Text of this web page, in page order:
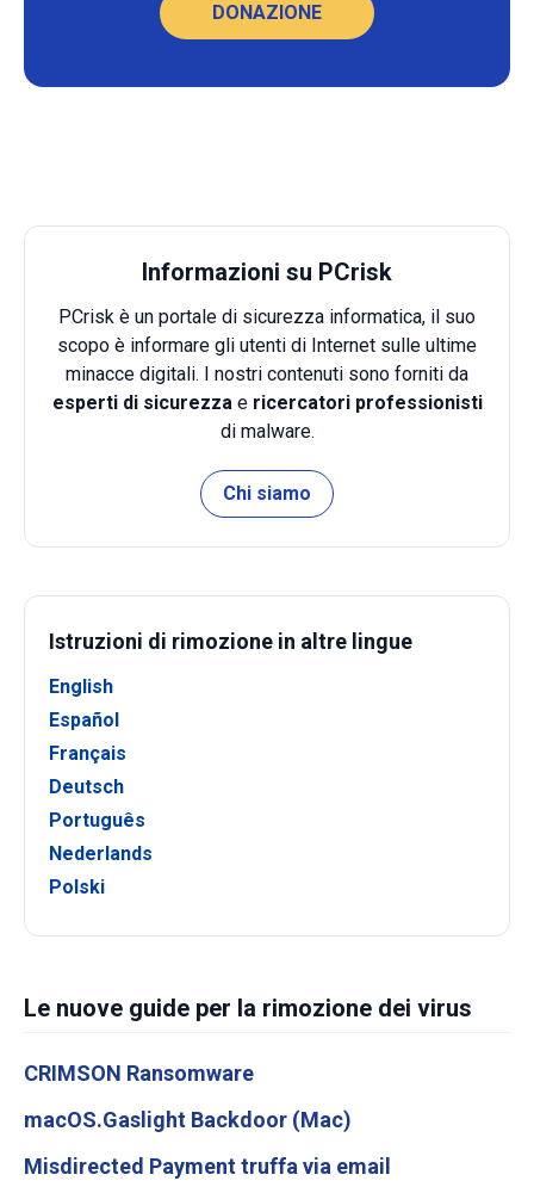
DONAZIONE
Informazioni su PCrisk
PCrisk è un portale di sicurezza informatica, il suo
scopo è informare gli utenti di Internet sulle ultime
minacce digitali. I nostri contenuti sono forniti da
esperti di sicurezzae ricercatori professionisti
di malware.
Chi siamo
Istruzioni di rimozione in altre lingue
English
Español
Français
Deutsch
Português
Nederlands
Polski
Le nuove guide per la rimozione dei virus
CRIMSON Ransomware
macOS.Gaslight Backdoor (Mac)
Misdirected Payment truffa via email